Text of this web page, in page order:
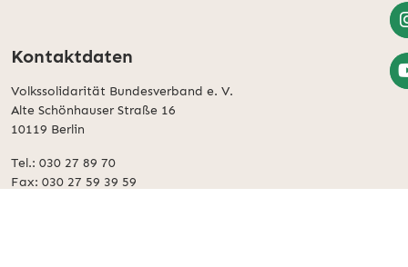
Kontaktdaten
Volkssolidarität Bundesverband e. V.
Alte Schönhauser Straße 16
10119 Berlin
Tel.: 030 27 89 70
Fax: 030 27 59 39 59
zu
zu